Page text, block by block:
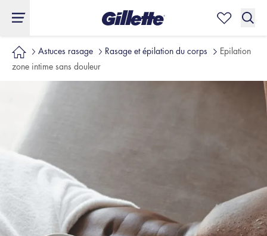
Astuces rasage Rasage et épilation du corps
Epilation
zone intime sans douleur